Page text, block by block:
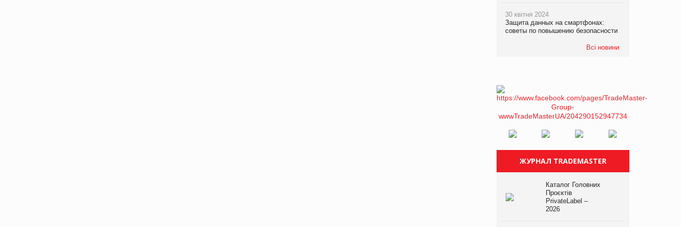
30 квітня 2024
Защита данных на смартфонах:
советы по повышению безопасности
Всі новини
ЖУРНАЛ TRADEMASTER
Каталог Головних
Проєктів
PrivateLabel –
2026